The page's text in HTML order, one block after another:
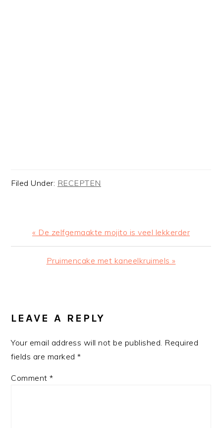
Filed Under: RECEPTEN
Previous
Post:
« De zelfgemaakte mojito is veel lekkerder
Next
Pruimencake met kaneelkruimels »
INTERACTIONS
LEAVE A REPLY
Your email address will not be published. Required
fields are marked*
Comment*